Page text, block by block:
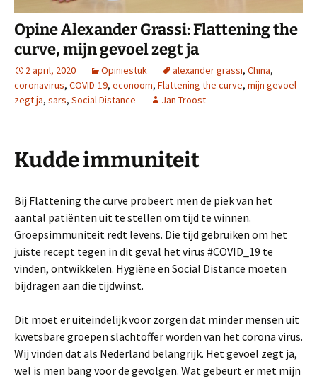
Opine Alexander Grassi: Flattening the
curve, mijn gevoel zegt ja
2 april, 2020 Opiniestuk alexander grassi, China,
coronavirus, COVID-19, econoom, Flattening the curve, mijn gevoel
zegt ja, sars, Social Distance Jan Troost
Kudde immuniteit
Bij Flattening the curve probeert men de piek van het
aantal patiënten uit te stellen om tijd te winnen.
Groepsimmuniteit redt levens. Die tijd gebruiken om het
juiste recept tegen in dit geval het virus #COVID_19 te
vinden, ontwikkelen. Hygiëne en Social Distance moeten
bijdragen aan die tijdwinst.
Dit moet er uiteindelijk voor zorgen dat minder mensen uit
kwetsbare groepen slachtoffer worden van het corona virus.
Wij vinden dat als Nederland belangrijk. Het gevoel zegt ja,
wel is men bang voor de gevolgen. Wat gebeurt er met mijn